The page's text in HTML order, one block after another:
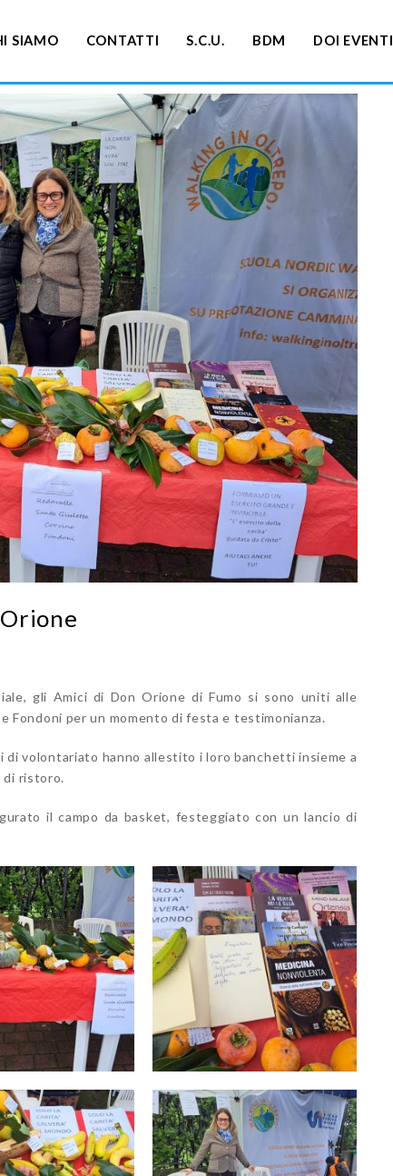
SIAMO CONTATTI S.C.U. BDM DOI EVENTI
gli Amici di Don Orione di Fumo si sono uniti alle
Fondoni per un momento di festa e testimonianza.
di volontariato hanno allestito i loro banchetti insieme a
di ristoro.
il campo da basket, festeggiato con un lancio di